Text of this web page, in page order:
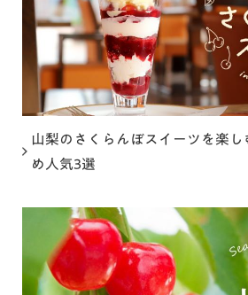
山梨のさくらんぼスイーツを楽
め人気3選